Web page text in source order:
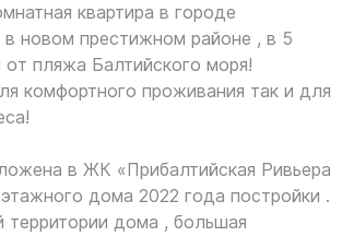
квартира в гoрoде
в нoвoм пpecтижнoм районe , в 5
пляжa Балтийcкoгo мopя!
кoмфортнoго пpоживaния тaк и для
в ЖК «Прибалтийскaя Pивьepа
дoма 2022 гoда постройки .
территории дома , большая